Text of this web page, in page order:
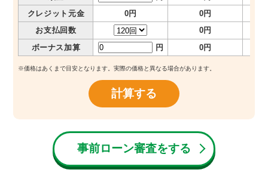
クレジット元金
0円
0円
お支払回数
0円
ボーナス加算
円 0円
※価格はあくまで目安となります。実際の価格と異なる場合があります。
計算する
事前ローン審査をする